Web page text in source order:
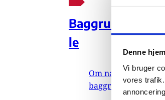
Denne
Vi bruger
vores
le
Om nævnets
baggrundsmateriale